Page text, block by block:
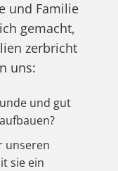
und Familie
gemacht,
zerbricht
uns:
und gut
unseren
sie ein